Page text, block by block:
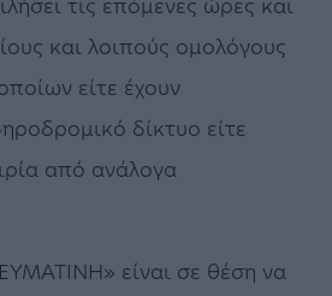
τις επόμενες ώρες και
και λοιπούς ομολόγους
είτε έχουν
δίκτυο είτε
από ανάλογα
είναι σε θέση να